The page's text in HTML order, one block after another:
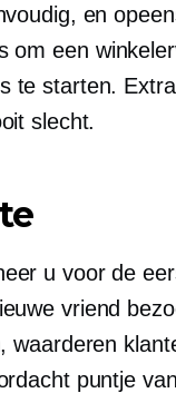
en
om een
te starten.
slecht.
u voor de
vriend
waarderen
puntje